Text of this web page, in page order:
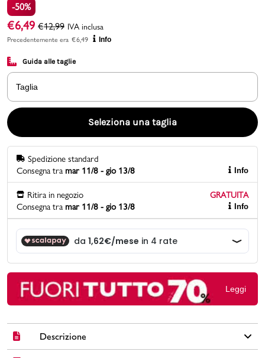
Marchi
Accedi | Registrati
Carrello
Promo & News
negozi
contatti
pcard
Gift card
-50%
€6,49 €12,99 IVA inclusa
Precedentemente era €6,49 Info
Guida alle taglie
Taglia
Seleziona una taglia
Spedizione standard
Consegna tra mar 11/8 - gio 13/8 Info
Ritira in negozio
GRATUITA
Consegna tra mar 11/8 - gio 13/8 Info
Leggi
Descrizione